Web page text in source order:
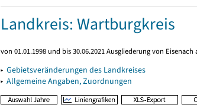
Landkreis: Wartburgkreis
von 01.01.1998 und bis 30.06.2021 Ausgliederung von Eisenach
▸ Gebietsveränderungen des Landkreises
▸ Allgemeine Angaben, Zuordnungen